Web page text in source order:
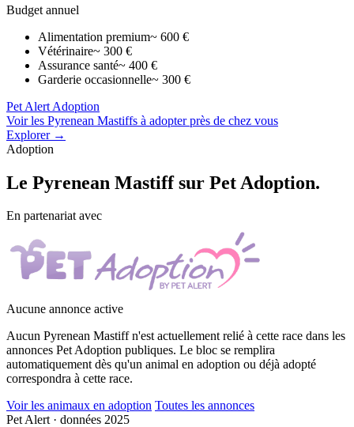
Budget annuel
Alimentation premium~ 600 €
Vétérinaire~ 300 €
Assurance santé~ 400 €
Garderie occasionnelle~ 300 €
Pet Alert Adoption
Voir les Pyrenean Mastiffs à adopter près de chez vous
Explorer →
Adoption
Le Pyrenean Mastiffsur Pet Adoption.
En partenariat avec
Aucune annonce active
Aucun Pyrenean Mastiff n'est actuellement relié à cette race dans les
annonces Pet Adoption publiques. Le bloc se remplira
automatiquement dès qu'un animal en adoption ou déjà adopté
correspondra à cette race.
Voir les animaux en adoption Toutes les annonces
Pet Alert · données 2025